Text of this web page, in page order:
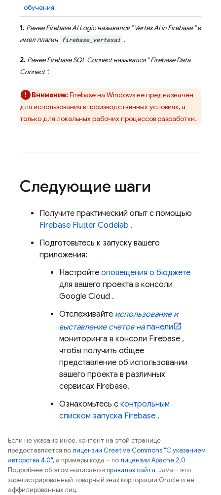
обучения
1. РанееFirebase AI Logicназывался "Vertex AI in Firebase" и
имел плагин firebase_vertexai .
2. РанееFirebase SQL Connectназывался "Firebase Data
Connect".
Внимание:Firebase на Windows не предназначен
для использования в производственных условиях, а
только для локальных рабочих процессов разработки.
Следующие шаги
Получите практический опыт с помощью
Firebase Flutter Codelab .
Подготовьтесь к запуску вашего
приложения:
Настройте оповещения о бюджете
для вашего проекта в консоли
Google Cloud .
Отслеживайте использование и
выставление счетов напанели
мониторинга в консоли Firebase ,
чтобы получить общее
представление об использовании
вашего проекта в различных
сервисах Firebase.
Ознакомьтесь с контрольным
списком запуска Firebase .
Если не указано иное, контент на этой странице
предоставляется полицензии Creative Commons "С указанием
авторства 4.0", а примеры кода – полицензии Apache 2.0.
Подробнее об этом написано вправилах сайта. Java – это
зарегистрированный товарный знак корпорации Oracle и ее
аффилированных лиц.